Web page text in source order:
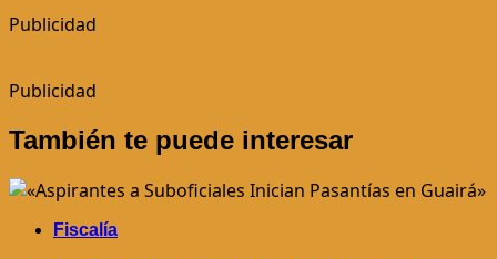
Publicidad
Publicidad
También te puede interesar
Fiscalía